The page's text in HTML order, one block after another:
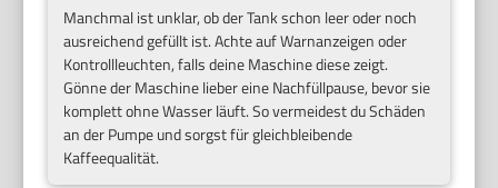
Manchmal ist unklar, ob der Tank schon leer oder noch
ausreichend gefüllt ist. Achte auf Warnanzeigen oder
Kontrollleuchten, falls deine Maschine diese zeigt.
Gönne der Maschine lieber eine Nachfüllpause, bevor sie
komplett ohne Wasser läuft. So vermeidest du Schäden
an der Pumpe und sorgst für gleichbleibende
Kaffeequalität.